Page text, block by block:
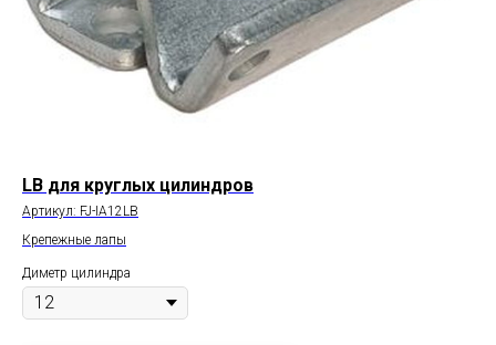
LB для круглых цилиндров
Артикул: FJ-IA12LB
Крепежные лапы
Диметр цилиндра